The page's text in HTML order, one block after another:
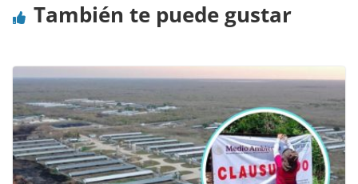
También te puede gustar